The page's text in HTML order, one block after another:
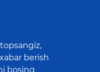
berish
bosing